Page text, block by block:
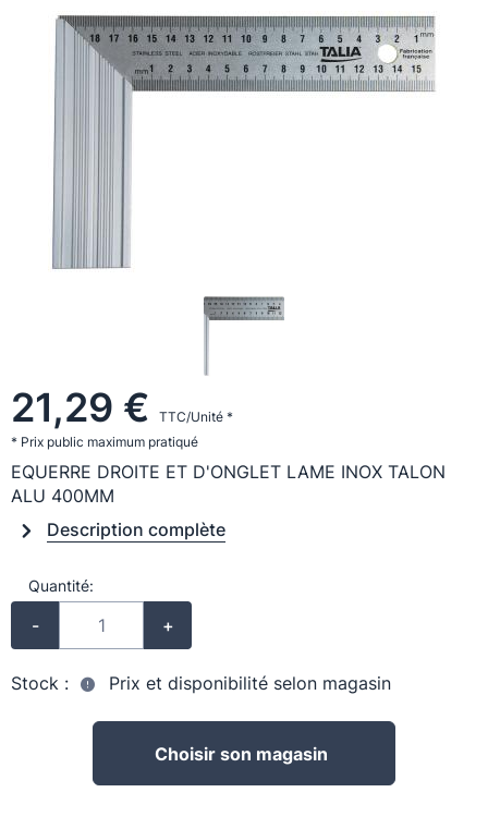
21,29 €
TTC/Unité *
* Prix public maximum pratiqué
EQUERRE DROITE ET D'ONGLET LAME INOX TALON
ALU 400MM
Description complète
Quantité:
- +
Stock : Prix et disponibilité selon magasin
Choisir son magasin